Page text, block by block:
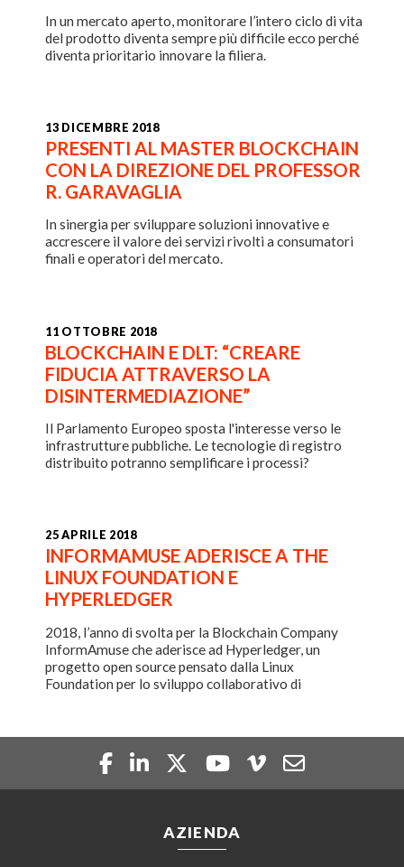
In un mercato aperto, monitorare l’intero ciclo di vita
del prodotto diventa sempre più difficile ecco perché
diventa prioritario innovare la filiera.
13 DICEMBRE 2018
PRESENTI AL MASTER BLOCKCHAIN
CON LA DIREZIONE DEL PROFESSOR
R. GARAVAGLIA
In sinergia per sviluppare soluzioni innovative e
accrescere il valore dei servizi rivolti a consumatori
finali e operatori del mercato.
11 OTTOBRE 2018
BLOCKCHAIN E DLT: “CREARE
FIDUCIA ATTRAVERSO LA
DISINTERMEDIAZIONE”
Il Parlamento Europeo sposta l'interesse verso le
infrastrutture pubbliche. Le tecnologie di registro
distribuito potranno semplificare i processi?
25 APRILE 2018
INFORMAMUSE ADERISCE A THE
LINUX FOUNDATION E
HYPERLEDGER
2018, l’anno di svolta per la Blockchain Company
InformAmuse che aderisce ad Hyperledger, un
progetto open source pensato dalla Linux
Foundation per lo sviluppo collaborativo di
AZIENDA